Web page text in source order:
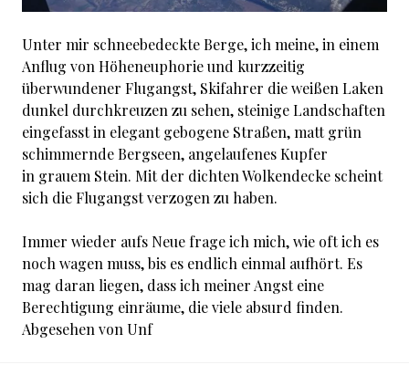
Unter mir schneebedeckte Berge, ich meine, in einem
Anflug von Höheneuphorie und kurzzeitig
überwundener Flugangst, Skifahrer die weißen Laken
dunkel durchkreuzen zu sehen, steinige Landschaften
eingefasst in elegant gebogene Straßen, matt grün
schimmernde Bergseen, angelaufenes Kupfer
in grauem Stein. Mit der dichten Wolkendecke scheint
sich die Flugangst verzogen zu haben.
Immer wieder aufs Neue frage ich mich, wie oft ich es
noch wagen muss, bis es endlich einmal aufhört. Es
mag daran liegen, dass ich meiner Angst eine
Berechtigung einräume, die viele absurd finden.
Abgesehen von Unf